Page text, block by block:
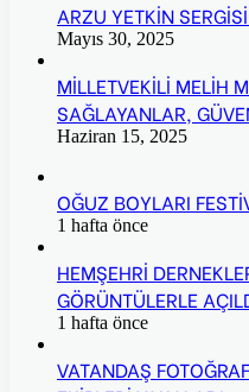
ARZU YETKİN
Mayıs 30, 2025
MİLLETVEKİLİ MELİH
SAĞLAYANLAR,
Haziran 15, 2025
OĞUZ BOYLARI
1 hafta önce
HEMŞEHRİ
GÖRÜNTÜLERLE
1 hafta önce
VATANDAŞ